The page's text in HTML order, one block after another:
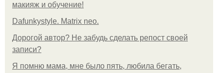
макияж и обучение!
Dafunkystyle. Matrix neo.
Дорогой автор? Не забудь сделать репост своей
записи?
Я помню мама, мне было пять, любила бегать,